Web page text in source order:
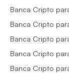
Banca Cripto
Banca Cripto
Banca Cripto
Banca Cripto
Banca Cripto